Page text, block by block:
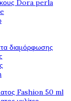
Dora perla
διαμόρφωσης
Fashion 50 ml